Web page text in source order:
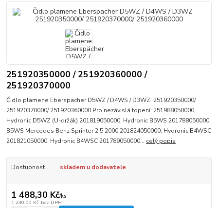
251920350000 / 251920360000 /
251920370000
Čidlo plamene Eberspächer D5WZ / D4WS / D3WZ 251920350000/
251920370000/ 251920360000 Pro nezávislá topení: 251988050000,
Hydronic D5WZ (U-držák) 201819050000, Hydronic B5WS 201788050000,
B5WS Mercedes Benz Sprinter 2,5 2000 201824050000, Hydronic B4WSC
201821050000, Hydronic B4WSC 201789050000... celý popis
Dostupnost skladem u dodavatele
1 488,30 Kč/ks
1 230,00 Kč bez DPH